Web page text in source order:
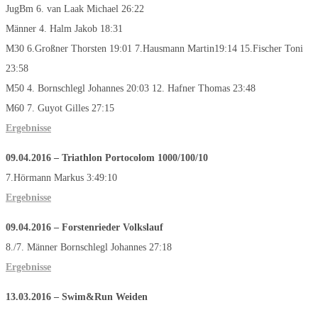
JugBm 6. van Laak Michael 26:22
Männer 4. Halm Jakob 18:31
M30 6.Großner Thorsten 19:01 7.Hausmann Martin19:14 15.Fischer Toni
23:58
M50 4. Bornschlegl Johannes 20:03 12. Hafner Thomas 23:48
M60 7. Guyot Gilles 27:15
Ergebnisse
09.04.2016 – Triathlon Portocolom 1000/100/10
7.Hörmann Markus 3:49:10
Ergebnisse
09.04.2016 – Forstenrieder Volkslauf
8./7. Männer Bornschlegl Johannes 27:18
Ergebnisse
13.03.2016 – Swim&Run Weiden